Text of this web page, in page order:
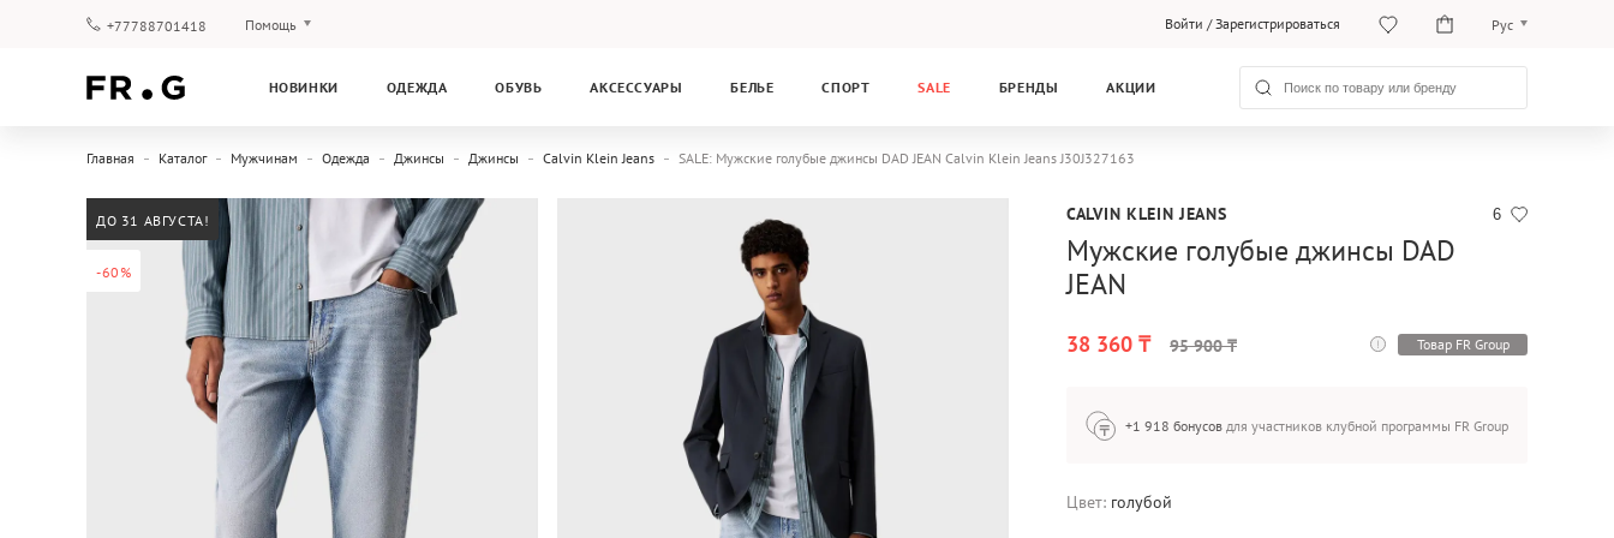
+77788701418 Помощь Войти /Зарегистрироваться Рус
Қаз
НОВИНКИ ОДЕЖДА ОБУВЬ АКСЕССУАРЫ БЕЛЬЕ СПОРТ SALE БРЕНДЫ АКЦИИ
Главная Каталог Мужчинам Одежда Джинсы Джинсы Calvin Klein Jeans SALE: Мужские голубые джинсы DAD JEAN Calvin Klein Jeans J30J327163
-60%
ДО 31 АВГУСТА! 6
CALVIN KLEIN JEANS
Мужские голубые джинсы DAD
JEAN
38 360 ₸ 95 900 ₸ Товар FR Group
+1 918 бонусов для участников клубной программы FR Group
Цвет: голубой